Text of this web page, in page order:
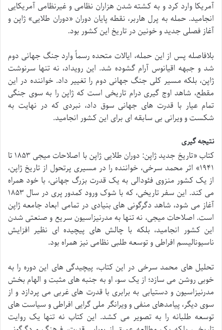
آمریکا وارد کرد و به کشته شدن هزاران نظامی و غیرنظامی آمریکایی
انجامید. حمله به پرل هاربر، نقطه پایان دوران «دوران طلایی» ژاپن و
آغاز فصلی جدید و خونین در تاریخ این کشور بود.
بلافاصله پس از این حمله، ایالات متحده رسماً وارد جنگ جهانی دوم
شد و جبهه اقیانوس آرام گشوده شد. این رویداد، نه تنها سرنوشت
ژاپن، بلکه مسیر کلی جنگ جهانی دوم را تغییر داد. خواننده در این
مقطع، شاهد اوج گیری درام تاریخی است که ژاپن را به سوی جنگی
تمام عیار با قدرت های جهانی سوق داد، نبردی که در نهایت به
شکست و ویرانی بی سابقه ای برای این کشور انجامید.
نتیجه گیری
کتاب «تاریخ جدید ژاپن: دوران طلایی ژاپن با اصلاحات میجی ۱۸۵۳ تا
۱۹۴۱» اثر محمد سرخی، خواننده را در مسیری پرتحول از تاریخ ژاپن،
از یک کشور منزوی فئودالی به یک قدرت بزرگ جهانی، با خود همراه
می کند. این سفر تاریخی، که با شوک ورود کمدور پری در سال ۱۸۵۳
آغاز می شود، شاهد دگرگونی های بنیادی در تمامی ابعاد جامعه ژاپن
است. اصلاحات میجی، نه تنها به مدرنیزاسیون سریع و صنعتی شدن
این کشور انجامید، بلکه با چالش های پیچیده ای نظیر افزایش
ناسیونالیسم افراطی و توسعه طلبی نظامی نیز همراه بود.
تحلیل های محمد سرخی در این کتاب، پیچیدگی های این دوره را به
خوبی روشن می سازد؛ از یک سو، او به جنبه های مثبت و الهام بخش
مدرنیزاسیون و دستیابی به برابری با قدرت های غربی می پردازد و از
سوی دیگر، پیامدهای منفی و ویرانگر ملی گرایی افراطی و سیاست های
توسعه طلبانه را به تصویر می کشد. این کتاب نه تنها یک روایت